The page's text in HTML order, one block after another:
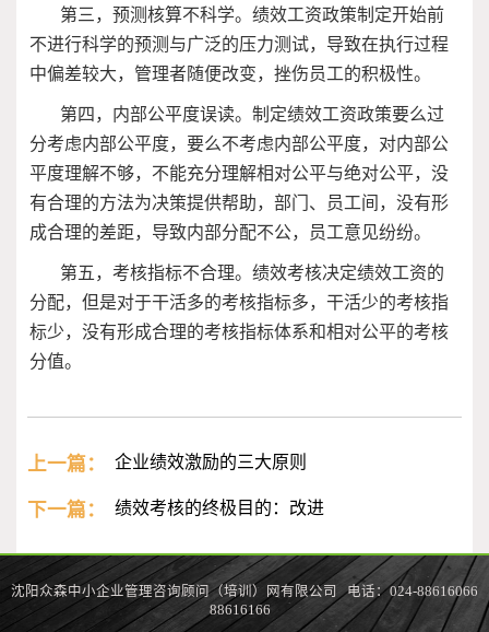
第三，预测核算不科学。绩效工资政策制定开始前
不进行科学的预测与广泛的压力测试，导致在执行过程
中偏差较大，管理者随便改变，挫伤员工的积极性。
第四，内部公平度误读。制定绩效工资政策要么过
分考虑内部公平度，要么不考虑内部公平度，对内部公
平度理解不够，不能充分理解相对公平与绝对公平，没
有合理的方法为决策提供帮助，部门、员工间，没有形
成合理的差距，导致内部分配不公，员工意见纷纷。
第五，考核指标不合理。绩效考核决定绩效工资的
分配，但是对于干活多的考核指标多，干活少的考核指
标少，没有形成合理的考核指标体系和相对公平的考核
分值。
上一篇： 企业绩效激励的三大原则
下一篇： 绩效考核的终极目的：改进
沈阳众森中小企业管理咨询顾问（培训）网有限公司 电话：024-88616066
88616166